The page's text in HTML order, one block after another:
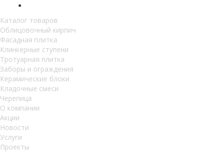
Каталог товаров
Облицовочный кирпич
Фасадная плитка
Клинкерные ступени
Тротуарная плитка
Заборы и ограждения
Керамические блоки
Кладочные смеси
Черепица
О компании
Акции
Новости
Услуги
Проекты